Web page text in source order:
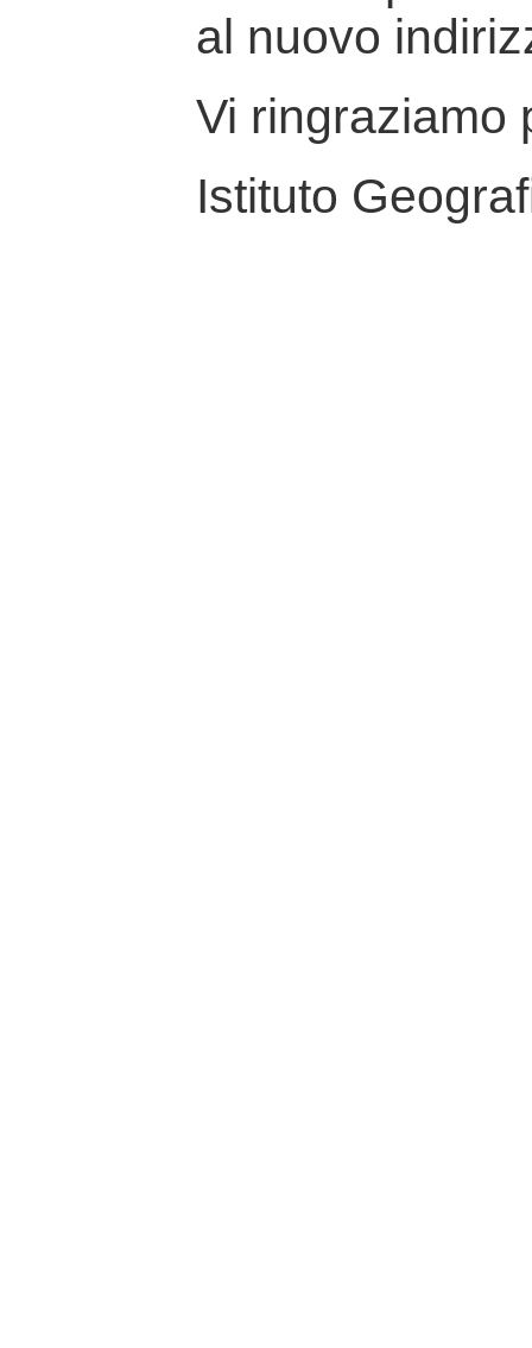
al nuovo
Vi ringraziamo
Istituto